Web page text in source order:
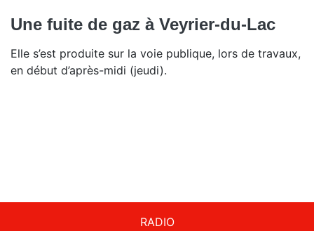
Une fuite de gaz à Veyrier-du-Lac
Elle s’est produite sur la voie publique, lors de travaux,
en début d’après-midi (jeudi).
RADIO